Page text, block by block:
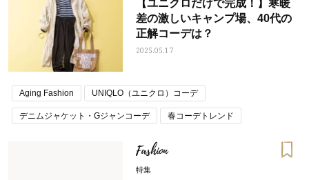
【ユニクロだけで完成！】寒暖
差の激しいキャンプ場、40代の
正解コーデは？
2025.05.17
Aging Fashion UNIQLO（ユニクロ）コーデ
デニムジャケット・Gジャンコーデ 春コーデトレンド
Fashion
特集